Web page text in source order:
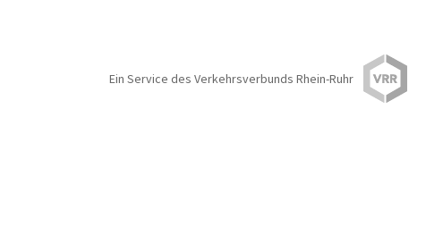
Ein Service des Verkehrsverbunds Rhein-Ruhr